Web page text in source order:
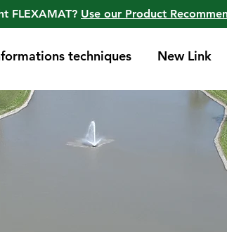
FLEXAMAT? Use our Product
techniques New Link